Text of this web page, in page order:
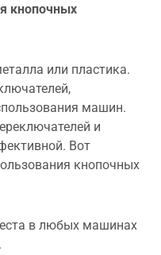
кнопочных
или пластика.
машин.
и
Вот
кнопочных
в любых машинах